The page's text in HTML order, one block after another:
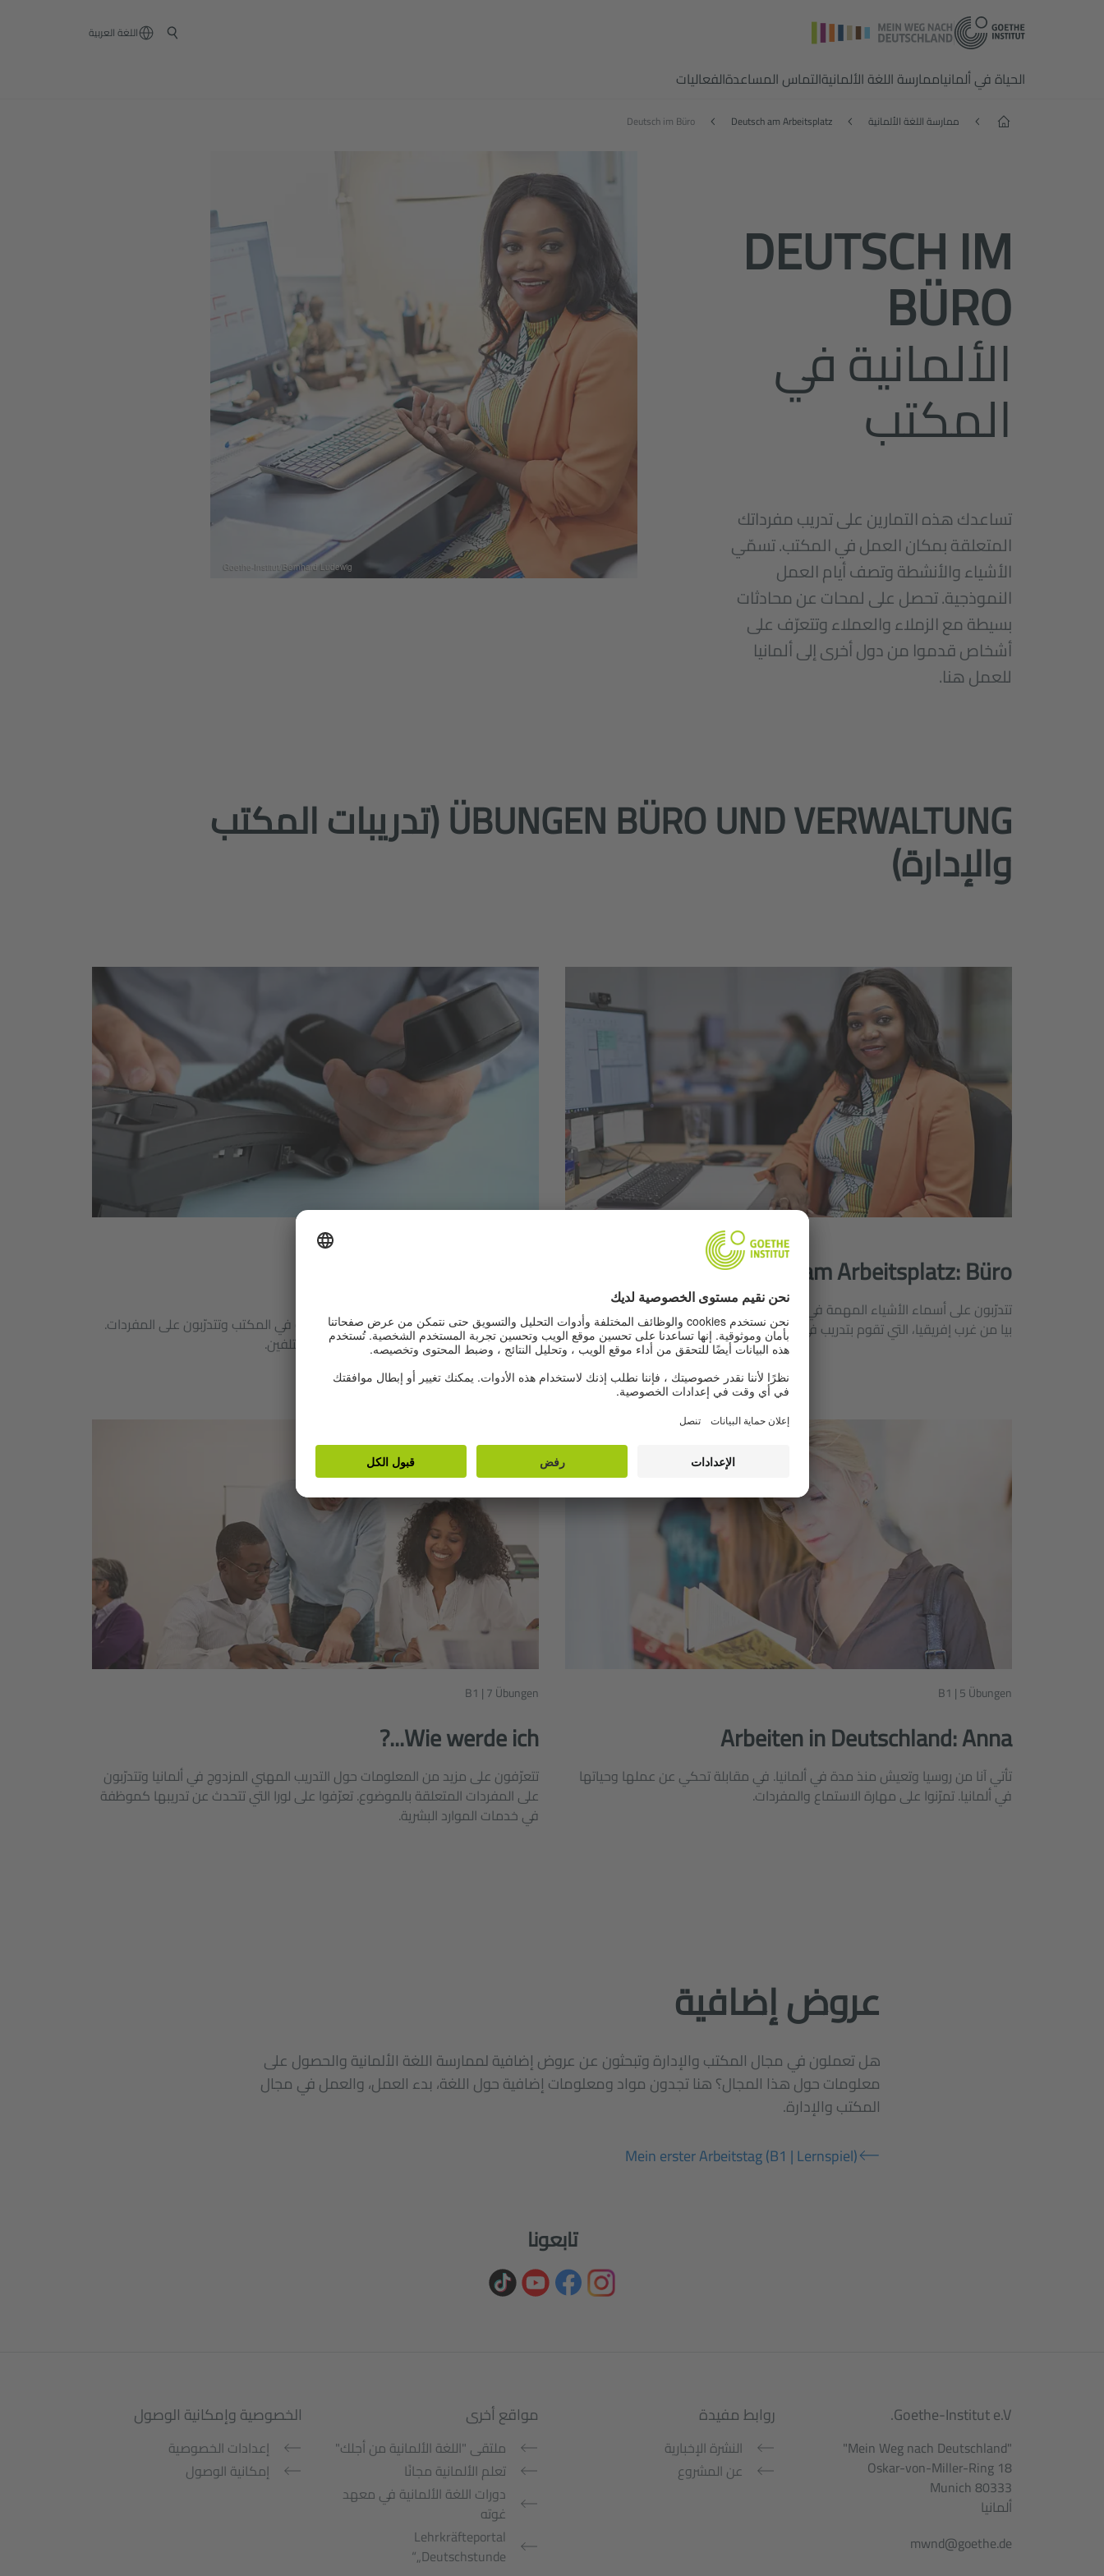
‏اللغة العربية
الحياة في ألمانياممارسة اللغة الألمانيةالتماس المساعدةالفعاليات
الصفحة الرئيسيةممارسة اللغة الألمانية Deutsch am Arbeitsplatz
Deutsch im Büro
DEUTSCH IM
BÜRO
الألمانية في
المكتب
Goethe-Institut/Bernhard Ludewig
تساعدك هذه التمارين على تدريب مفرداتك
المتعلقة بمكان العمل في المكتب. تسمّي
الأشياء والأنشطة وتصف أيام العمل
النموذجية. تحصل على لمحات عن محادثات
بسيطة مع الزملاء والعملاء وتتعرّف على
أشخاص قدموا من دول أخرى إلى ألمانيا
للعمل هنا.
ÜBUNGEN BÜRO UND VERWALTUNG (تدريبات المكتب
والإدارة)
Gegenstände am Arbeitsplatz: Büro
تتدرّبون على أسماء الأشياء المهمة في مكان العمل في المكتب. كما تتعرّفون على
بيا من غرب إفريقيا، التي تقوم بتدريب في ألمانيا.
تتعرفون في هذه التمارين على أنشطة مختلفة في المكتب وتتدرّبون على المفردات.
استمعوا إلى مكالمات هاتفية مع متصلين مختلفين.
B1 | 5 Übungen
Arbeiten in Deutschland: Anna
تأتي آنا من روسيا وتعيش منذ مدة في ألمانيا. في مقابلة تحكي عن عملها وحياتها
في ألمانيا. تمرّنوا على مهارة الاستماع والمفردات.
B1 | 7 Übungen
Wie werde ich...?
تتعرّفون على مزيد من المعلومات حول التدريب المهني المزدوج في ألمانيا وتتدرّبون
على المفردات المتعلقة بالموضوع. تعرّفوا على لورا التي تتحدث عن تدريبها كموظفة
في خدمات الموارد البشرية.
عروض إضافية
هل تعملون في مجال المكتب والإدارة وتبحثون عن عروض إضافية لممارسة اللغة الألمانية والحصول على
معلومات حول هذا المجال؟ هنا تجدون مواد ومعلومات إضافية حول اللغة، بدء العمل، والعمل في مجال
المكتب والإدارة.
Mein erster Arbeitstag (B1 | Lernspiel)
تابعونا
Service- und Informationsbereich
Goethe-Institut e.V.
"Mein Weg nach Deutschland"
Oskar-von-Miller-Ring 18
80333 Munich
ألمانيا
mwnd@goethe.de
روابط مفيدة
النشرة الإخبارية
عن المشروع
مواقع أخرى
ملتقى "اللغة الألمانية من أجلك"
تعلم الألمانية مجانًا
دورات اللغة الألمانية في معهد
غوته
Lehrkräfteportal
„Deutschstunde“
الخصوصية وإمكانية الوصول
إعدادات الخصوصية
إمكانية الوصول